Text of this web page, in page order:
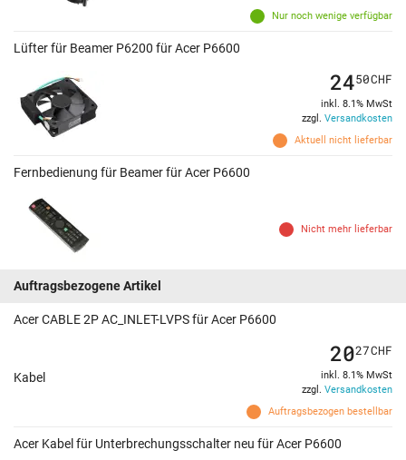
Nur noch wenige verfügbar
Lüfter für Beamer P6200 für Acer P6600
Aktuell nicht lieferbar
2450CHF
inkl. 8.1% MwSt
zzgl. Versandkosten
Fernbedienung für Beamer für Acer P6600
Nicht mehr lieferbar
Auftragsbezogene Artikel
Acer CABLE 2P AC_INLET-LVPS für Acer P6600
Kabel
Auftragsbezogen bestellbar
2027CHF
inkl. 8.1% MwSt
zzgl. Versandkosten
Acer Kabel für Unterbrechungsschalter neu für Acer P6600